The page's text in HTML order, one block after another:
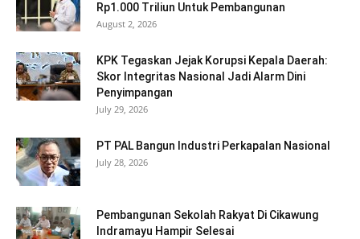
Rp1.000 Triliun Untuk Pembangunan
August 2, 2026
KPK Tegaskan Jejak Korupsi Kepala Daerah:
Skor Integritas Nasional Jadi Alarm Dini
Penyimpangan
July 29, 2026
PT PAL Bangun Industri Perkapalan Nasional
July 28, 2026
Pembangunan Sekolah Rakyat Di Cikawung
Indramayu Hampir Selesai